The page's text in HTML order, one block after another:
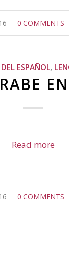
0 COMMENTS
/
ESPAÑOL,
Read more
0 COMMENTS
/